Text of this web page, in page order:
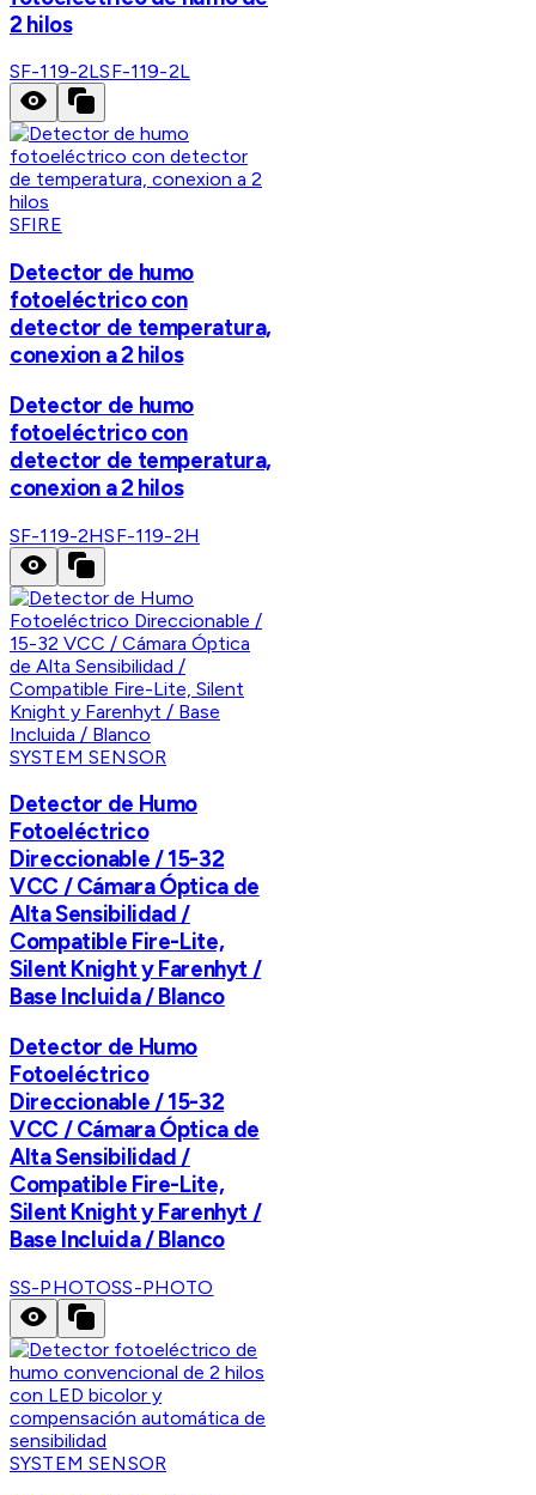
2 hilos
SF-119-2LSF-119-2L
SFIRE
Detector de humo
fotoeléctrico con
detector de temperatura,
conexion a 2 hilos
Detector de humo
fotoeléctrico con
detector de temperatura,
conexion a 2 hilos
SF-119-2HSF-119-2H
SYSTEM SENSOR
Detector de Humo
Fotoeléctrico
Direccionable / 15-32
VCC / Cámara Óptica de
Alta Sensibilidad /
Compatible Fire-Lite,
Silent Knight y Farenhyt /
Base Incluida / Blanco
Detector de Humo
Fotoeléctrico
Direccionable / 15-32
VCC / Cámara Óptica de
Alta Sensibilidad /
Compatible Fire-Lite,
Silent Knight y Farenhyt /
Base Incluida / Blanco
SS-PHOTOSS-PHOTO
SYSTEM SENSOR